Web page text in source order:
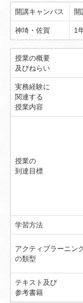
開講キャンパス 開
神埼・佐賀 1
授業の概要
及びねらい
実務経験に
関連する
授業内容
授業の
到達目標
学習方法
アクティブラーニン
の類型
テキスト及び
参考書籍